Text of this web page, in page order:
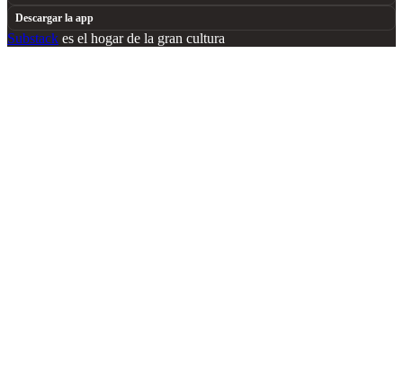
Descargar la app
Substack es el hogar de la gran cultura